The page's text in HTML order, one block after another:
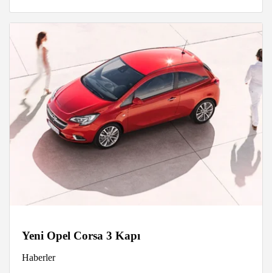
Yeni Opel Corsa 3 Kapı
Haberler